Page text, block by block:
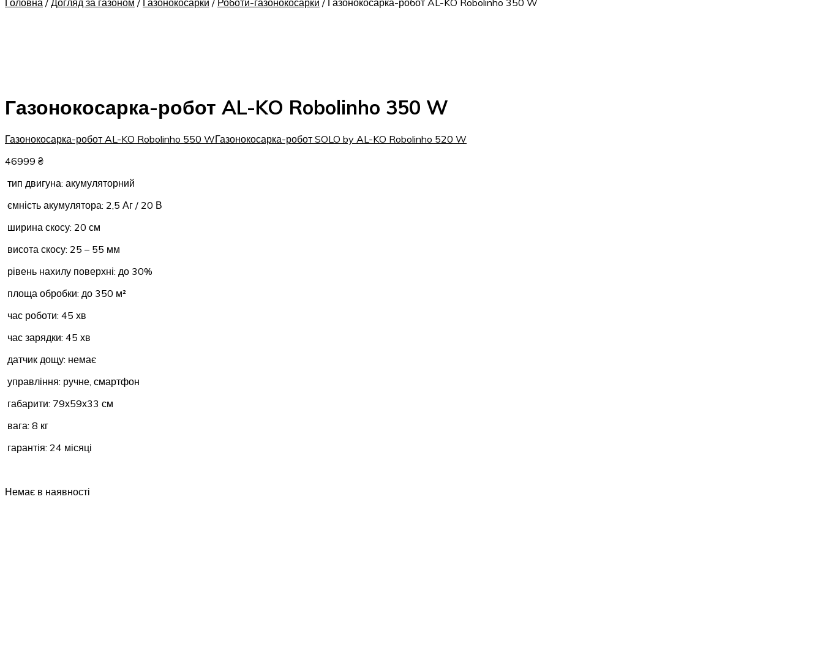
Головна / Догляд за газоном / Газонокосарки / Роботи-газонокосарки / Газонокосарка-робот AL-KO Robolinho 350 W
Газонокосарка-робот AL-KO Robolinho 350 W
Газонокосарка-робот AL-KO Robolinho 550 WГазонокосарка-робот SOLO by AL-KO Robolinho 520 W
46999 ₴
тип двигуна: акумуляторний
ємність акумулятора: 2,5 Аг / 20 В
ширина скосу: 20 см
висота скосу: 25 – 55 мм
рівень нахилу поверхні: до 30%
площа обробки: до 350 м²
час роботи: 45 хв
час зарядки: 45 хв
датчик дощу: немає
управління: ручне, смартфон
габарити: 79х59х33 см
вага: 8 кг
гарантія: 24 місяці
Немає в наявності